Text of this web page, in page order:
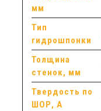
мм
Тип
гидрошпонки
Толщина
стенок, мм
Твердость по
ШОР, А